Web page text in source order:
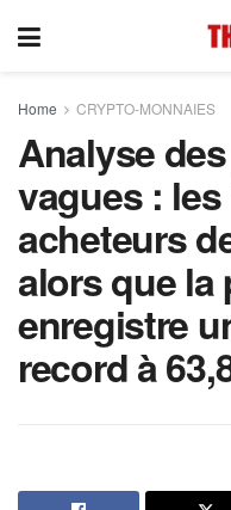
Home CRYPTO-MONNAIES
Analyse
vagues :
acheteurs
alors que la
enregistre
record à